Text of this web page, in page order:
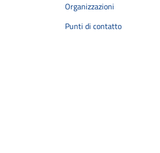
Organizzazioni
Punti di contatto